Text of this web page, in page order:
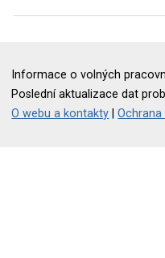
Informace o volných
Poslední aktualizace dat
O webu a kontakty |